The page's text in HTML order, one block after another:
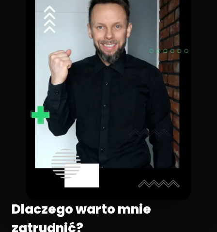
Dlaczego warto mnie
zatrudnić?